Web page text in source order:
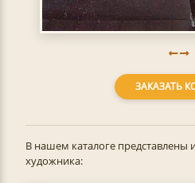
ЗАКАЗАТЬ
В нашем каталоге представлены
художника: